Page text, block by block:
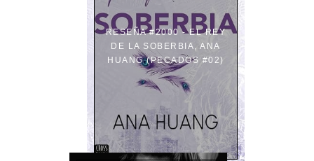
RESEÑA #2000 - EL REY
DE LA SOBERBIA, ANA
HUANG (PECADOS #02)